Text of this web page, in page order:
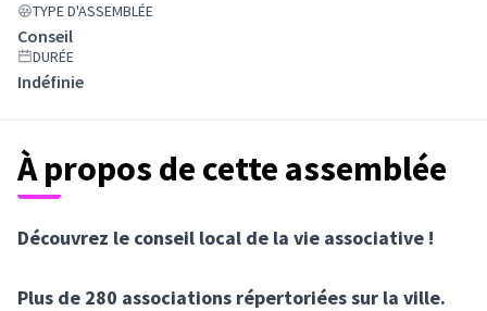
TYPE D'ASSEMBLÉE
Conseil
DURÉE
Indéfinie
À propos de cette assemblée
Découvrez le conseil local de la vie associative !
Plus de 280 associations répertoriées sur la ville.